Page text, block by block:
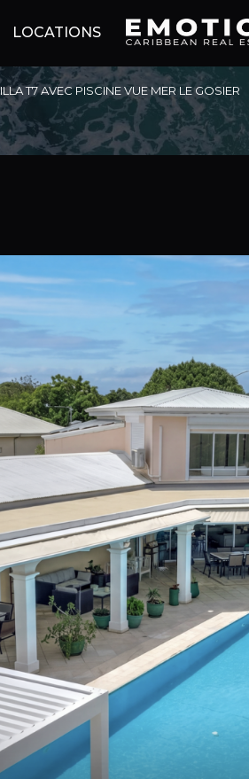
LOCATIONS
T7 AVEC PISCINE VUE MER LE GOSIER